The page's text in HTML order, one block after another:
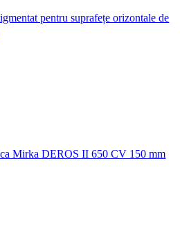
pentru suprafețe orizontale de
Mirka DEROS II 650 CV 150 mm